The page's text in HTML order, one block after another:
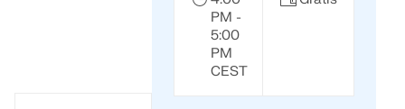
AEF para conexiones de acero
PM -
5:00
PM
CEST